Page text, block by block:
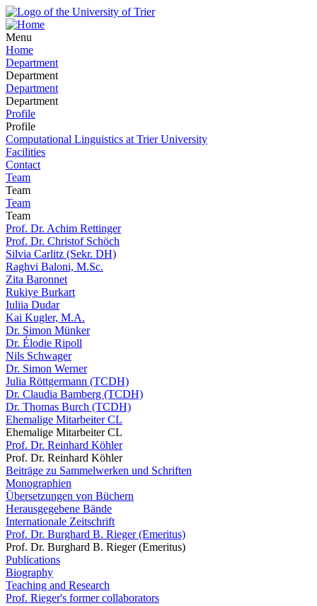
Menu
Home
Department
Department
Department
Department
Profile
Profile
Computational Linguistics at Trier University
Facilities
Contact
Team
Team
Team
Team
Prof. Dr. Achim Rettinger
Prof. Dr. Christof Schöch
Silvia Carlitz (Sekr. DH)
Raghvi Baloni, M.Sc.
Zita Baronnet
Rukiye Burkart
Iuliia Dudar
Kai Kugler, M.A.
Dr. Simon Münker
Dr. Élodie Ripoll
Nils Schwager
Dr. Simon Werner
Julia Röttgermann (TCDH)
Dr. Claudia Bamberg (TCDH)
Dr. Thomas Burch (TCDH)
Ehemalige Mitarbeiter CL
Ehemalige Mitarbeiter CL
Prof. Dr. Reinhard Köhler
Prof. Dr. Reinhard Köhler
Beiträge zu Sammelwerken und Schriften
Monographien
Übersetzungen von Büchern
Herausgegebene Bände
Internationale Zeitschrift
Prof. Dr. Burghard B. Rieger (Emeritus)
Prof. Dr. Burghard B. Rieger (Emeritus)
Publications
Biography
Teaching and Research
Prof. Rieger's former collaborators